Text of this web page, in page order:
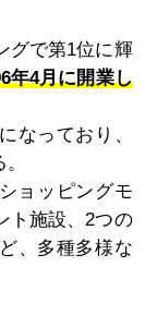
グで第1位に輝
年4月に開業し
なっており、
ョッピングモ
ト施設、2つの
、多種多様な